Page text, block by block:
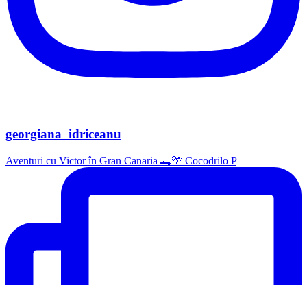
georgiana_idriceanu
Aventuri cu Victor în Gran Canaria 🐊🌴 Cocodrilo P